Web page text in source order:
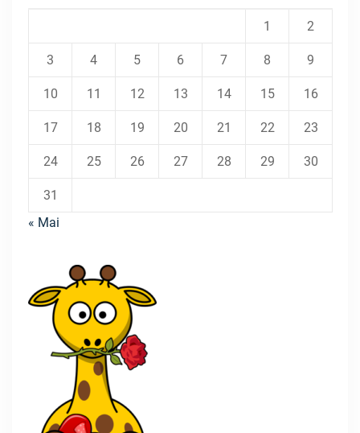
1 2
3 4 5 6 7 8 9
10 11 12 13 14 15 16
17 18 19 20 21 22 23
24 25 26 27 28 29 30
31
« Mai